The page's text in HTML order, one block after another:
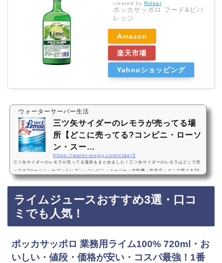
created by Rinker
ポッカサッポロ フード&ビバ
レッジ
Amazon
楽天市場
Yahooショッピング
ウォーターサーバー生活
三ツ矢サイダーのレモラが売ってる場
所【どこに売ってる?コンビニ・ローソ
ン・スー…
https://water-enjoy.com/cider3
三ツ矢サイダーのレモラが売ってる場所をまとめました！三ツ矢サイダーのレモラはどこで売
ってる?ローソン・セブンイレブン・コンビニ・スーパー・自販機・販売店・どこで買える?A
mazon・楽天・売ってない?三ツ矢サイダーのレモラは、ローソンやセブンイレブンなどのコ
ンビニ、スーパー、自販機に売っています！店舗によっては売ってない店もあるので、Amazo
nや楽天でも三ツ矢サイダーのレモラがお得に買えておすすめです！三ツ矢サイダーのレモラ
などおすすめ一覧・まとめアサヒ 三ツ矢サイダー レモラ 500ml ×24本・美味しい・違い・…
ライムジュースおすすめ3選・口コ
ミでも人気！
ポッカサッポロ 業務用ライム100% 720ml・お
いしい・値段・価格が安い・コスパ最強！1番